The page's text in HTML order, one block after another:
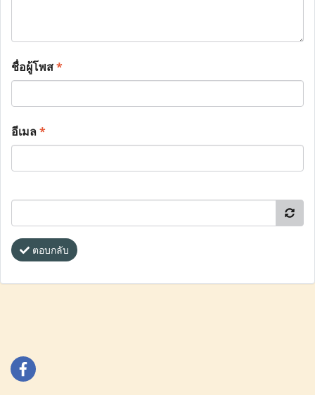
ชื่อผู้โพส*
อีเมล*
ตอบกลับ